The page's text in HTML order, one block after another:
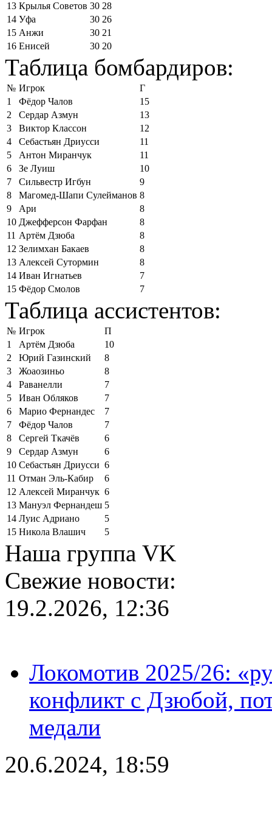
13 Крылья Советов 30 28
14 Уфа 30 26
15 Анжи 30 21
16 Енисей 30 20
Таблица бомбардиров:
№ Игрок
Г
1
Фёдор Чалов
15
2
Сердар Азмун
13
3
Виктор Классон
12
4
Себастьян Дриусси
11
5
Антон Миранчук
11
6
Зе Луиш
10
7
Сильвестр Игбун
9
8
Магомед-Шапи Сулейманов 8
9
Ари
8
10 Джефферсон Фарфан
8
11 Артём Дзюба
8
12 Зелимхан Бакаев
8
13 Алексей Сутормин
8
14 Иван Игнатьев
7
15 Фёдор Смолов 7
Таблица ассистентов:
№ Игрок
П
1
Артём Дзюба
10
2
Юрий Газинский
8
3
Жоаозиньо
8
4
Раванелли
7
5
Иван Обляков
7
6
Марио Фернандес
7
7
Фёдор Чалов
7
8
Сергей Ткачёв
6
9
Сердар Азмун
6
10 Себастьян Дриусси 6
11 Отман Эль-Кабир
6
12 Алексей Миранчук 6
13 Мануэл Фернандеш 5
14 Луис Адриано
5
15 Никола Влашич 5
Наша группа VK
Свежие новости:
19.2.2026, 12:36
Локомотив 2025/26:
конфликт с Дзюбой,
медали
20.6.2024, 18:59